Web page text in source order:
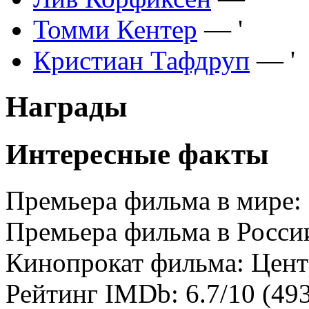
Томми Кентер — '
Кристиан Тафдруп — '
Награды
Интересные факты
Премьера фильма в мире:
Премьера фильма в
Кинопрокат фильма:
Рейтинг IMDb: 6.7/10